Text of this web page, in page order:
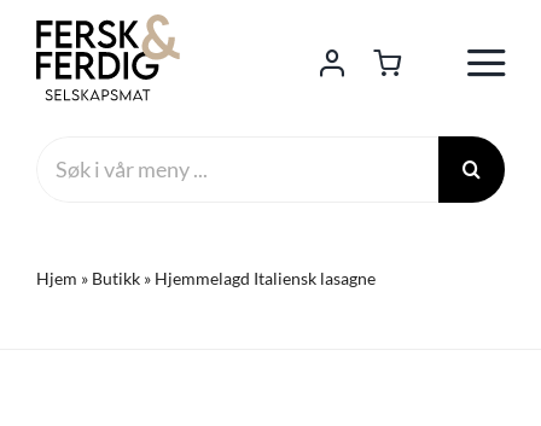
content
for:
Hjem » Butikk» Hjemmelagd Italiensk lasagne